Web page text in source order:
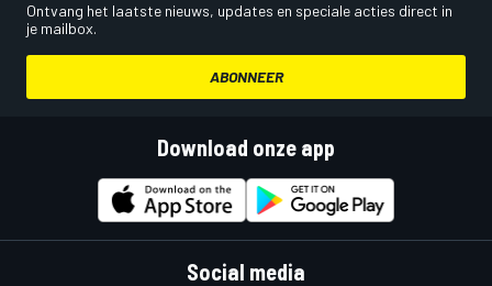
Ontvang het laatste nieuws, updates en speciale acties direct in
je mailbox.
ABONNEER
Download onze app
Social media